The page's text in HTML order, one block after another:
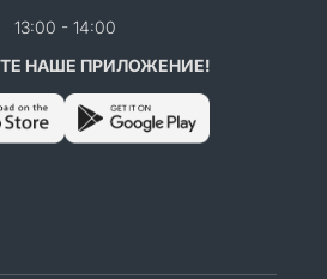
13:00 - 14:00
НАШЕ ПРИЛОЖЕНИЕ!